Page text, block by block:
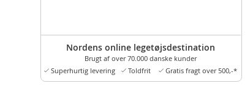
Nordens online legetøjsdestination
Brugt af over 70.000 danske kunder
Superhurtig levering
Toldfrit Gratis fragt over 500,-*